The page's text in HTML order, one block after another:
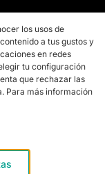
los usos de
a tus gustos y
en redes
tu configuración
que rechazar las
Para más información